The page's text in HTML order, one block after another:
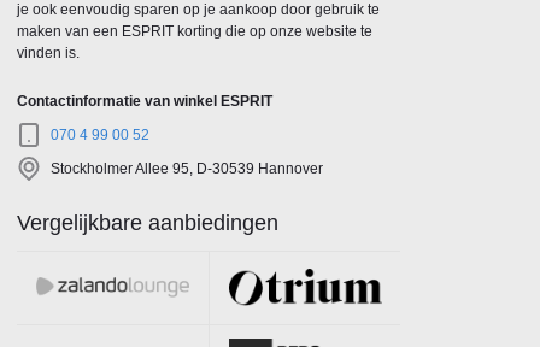
je ook eenvoudig sparen op je aankoop door gebruik te
maken van een ESPRIT korting die op onze website te
vinden is.
Contactinformatie van winkel ESPRIT
070 4 99 00 52
Stockholmer Allee 95, D-30539 Hannover
Vergelijkbare aanbiedingen